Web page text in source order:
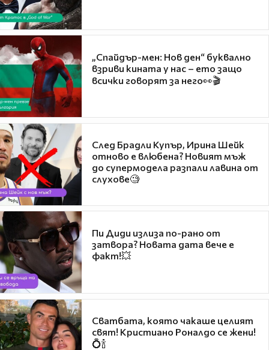
„Спайдър-мен: Нов ден“ буквално
взриви кината у нас – ето защо
всички говорят за него👀🎬
След Брадли Купър, Ирина Шейк
отново е влюбена? Новият мъж
до супермодела разпали лавина от
слухове🧐
Пи Диди излиза по-рано от
затвора? Новата дата вече е
факт!💥
Сватбата, която чакаше целият
свят! Кристиано Роналдо се жени!
💍🍾